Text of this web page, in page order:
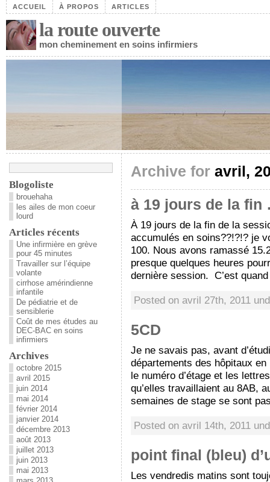
ACCUEIL À PROPOS ARTICLES
la route ouverte
mon cheminement en soins infirmiers
Archive for avril,
à 19 jours de la
À 19 jours de la fin de la
accumulés en soins??!?!? je
100. Nous avons ramassé
presque quelques heures
dernière session. C’est
Posted on avril 27th, 2011
5CD
Je ne savais pas, avant
départements des hôpitaux
le numéro d’étage et les
qu’elles travaillaient au 8AB,
semaines de stage se sont
Posted on avril 14th, 2011
point final (bleu)
Les vendredis matins sont
Blogoliste
brouehaha
les ailes de mon coeur
lourd
Articles récents
Une infirmière en grève
pour 45 minutes
Travailler sur l’équipe
volante
cirrhose amérindienne
infantile
De pédiatrie et de
sensiblerie
Coût de mes études au
DEC-BAC en soins
infirmiers
Archives
octobre 2015
avril 2015
juin 2014
mai 2014
février 2014
janvier 2014
décembre 2013
août 2013
juillet 2013
juin 2013
mai 2013